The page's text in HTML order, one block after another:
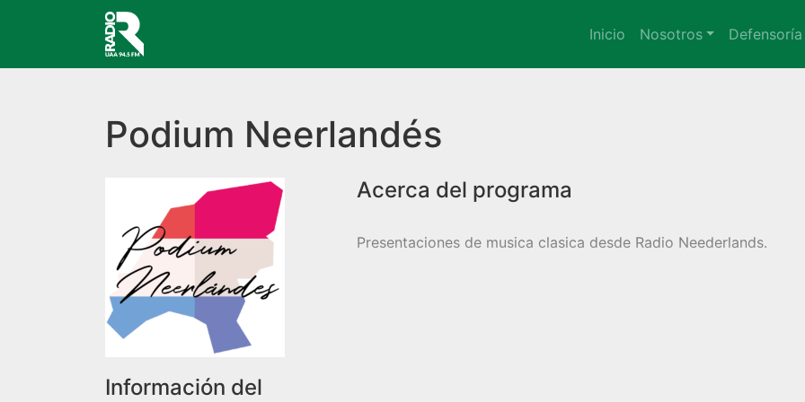
Navegación principal Inicio Nosotros Defensoría
Podium Neerlandés
Información del
Presentaciones de musica clasica desde Radio Neederlands.